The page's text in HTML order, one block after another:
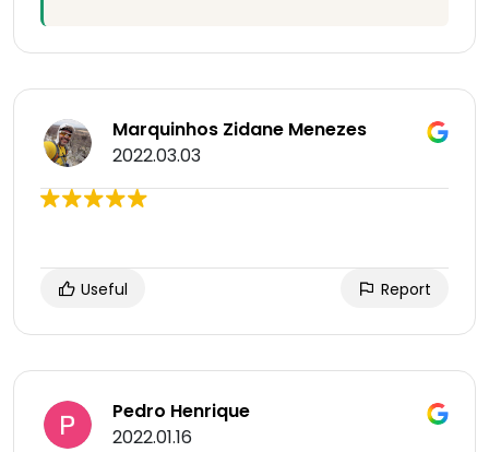
Marquinhos Zidane Menezes
2022.03.03
Useful Report
Pedro Henrique
2022.01.16